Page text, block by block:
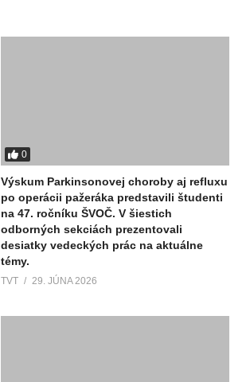
0
Výskum Parkinsonovej choroby aj refluxu
po operácii pažeráka predstavili študenti
na 47. ročníku ŠVOČ. V šiestich
odborných sekciách prezentovali
desiatky vedeckých prác na aktuálne
témy.
TVT 29. JÚNA 2026